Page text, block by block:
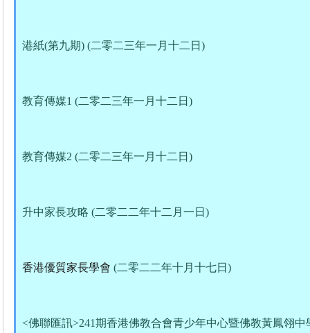
港紙(第九期) (二零二三年一月十二日)
教育傳媒1 (二零二三年一月十二日)
教育傳媒2 (二零二三年一月十二日)
升中家長攻略 (二零二二年十二月一日)
香港優質家長學會 (二零二二年十月十七日)
<佛聯匯訊>241期香港佛教合會青少年中心暨佛教黃鳳翎